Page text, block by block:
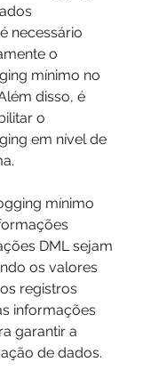
necessário
o
mínimo no
disso, é
o
em nível de
mínimo
DML sejam
os valores
registros
informações
garantir a
de dados.